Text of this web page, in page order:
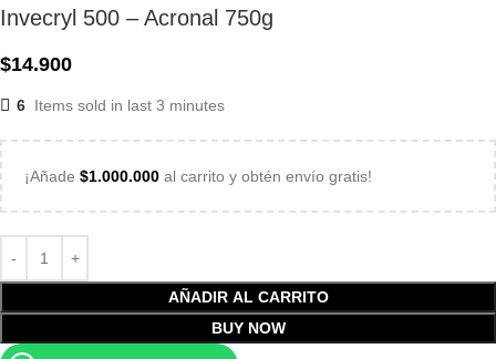
Invecryl 500 – Acronal 750g
$14.900
6 Items sold in last 3 minutes
¡Añade $1.000.000 al carrito y obtén envío gratis!
AÑADIR AL CARRITO
BUY NOW